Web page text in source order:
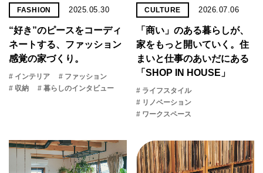
FASHION 2025.05.30
“好き”のピースをコーディ
ネートする、ファッション
感覚の家づくり。
# インテリア
# ファッション
# 収納
# 暮らしのインタビュー
CULTURE 2026.07.06
「商い」の​ある​暮らしが、​
家を​もっと​開いていく。​住
まいと​仕事の​あいだに​ある​
「SHOP IN HOUSE」
# ライフスタイル
# リノベーション
# ワークスペース